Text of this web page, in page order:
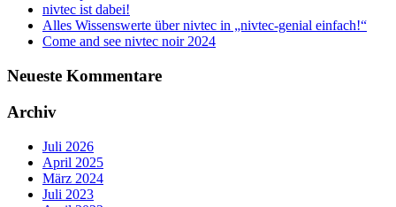
nivtec ist dabei!
Alles Wissenswerte über nivtec in „nivtec-genial einfach!“
Come and see nivtec noir 2024
Neueste Kommentare
Archiv
Juli 2026
April 2025
März 2024
Juli 2023